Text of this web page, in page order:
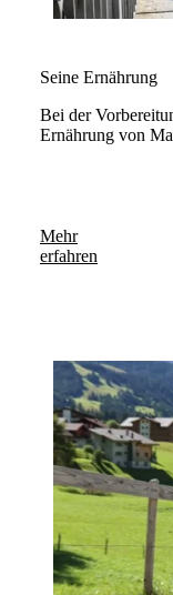
Seine Ernährung
Bei der
Ernährung von
Mehr
erfahren